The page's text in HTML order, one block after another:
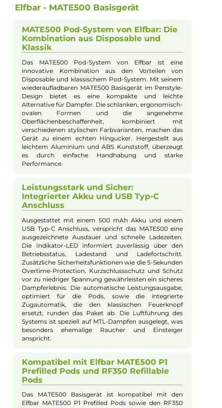
Beschreibung
Elfbar - MATE500 Basisgerät
MATE500 Pod-System von Elfbar: Die
Kombination aus Disposable und
Klassik
Das MATE500 Pod-System von Elfbar ist eine
innovative Kombination aus den Vorteilen von
Disposable und klassischem Pod-System. Mit seinem
wiederaufladbaren MATE500 Basisgerät im Penstyle-
Design bietet es eine kompakte und leichte
Alternative für Dampfer. Die schlanken, ergonomisch-
ovalen Formen und die angenehme
Oberflächenbeschaffenheit, kombiniert mit
Gerät zu einem echten Hingucker. Hergestellt aus
leichtem Aluminium und ABS Kunststoff, überzeugt
es durch einfache Handhabung und starke
Performance.
Farbfamilie: Grau
, Schwarz
Geregelter Akkuträger:
Ja
Experte für dieses Produkt
Jannik Ittenbach
Produkt-Manager & Experte
Bei Fragen zu diesem Artikel kontaktieren Sie unseren
Experten schnell und einfach per E-Mail:
E-Mail senden